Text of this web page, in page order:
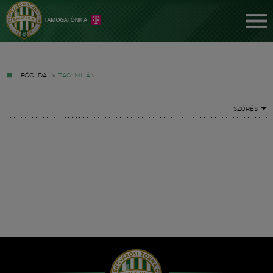
FŐOLDAL » TAG: MILÁN
SZŰRÉS
Hírek